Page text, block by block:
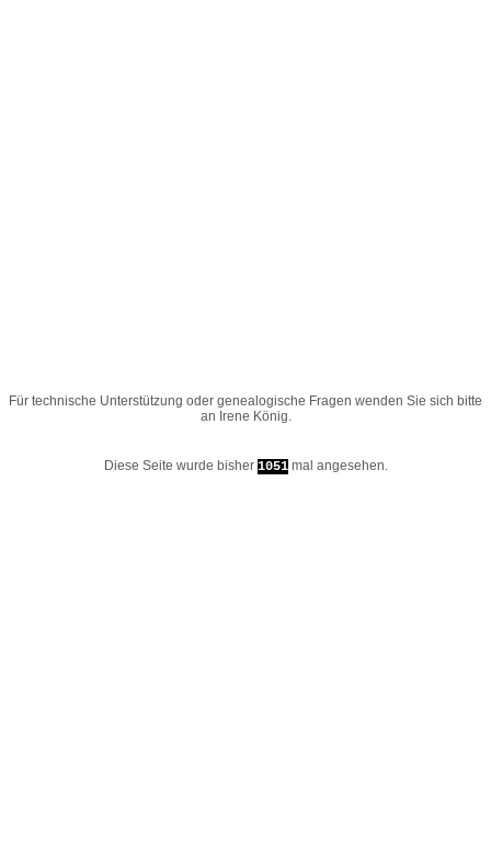
Für technische Unterstützung oder genealogische Fragen wenden Sie sich bitte
an Irene König.
Diese Seite wurde bisher 1051mal angesehen.